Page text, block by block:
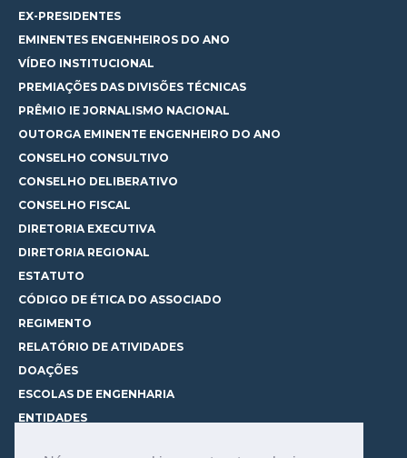
EX-PRESIDENTES
EMINENTES ENGENHEIROS DO ANO
VÍDEO INSTITUCIONAL
PREMIAÇÕES DAS DIVISÕES TÉCNICAS
PRÊMIO IE JORNALISMO NACIONAL
OUTORGA EMINENTE ENGENHEIRO DO ANO
CONSELHO CONSULTIVO
CONSELHO DELIBERATIVO
CONSELHO FISCAL
DIRETORIA EXECUTIVA
DIRETORIA REGIONAL
ESTATUTO
CÓDIGO DE ÉTICA DO ASSOCIADO
REGIMENTO
RELATÓRIO DE ATIVIDADES
DOAÇÕES
ESCOLAS DE ENGENHARIA
ENTIDADES